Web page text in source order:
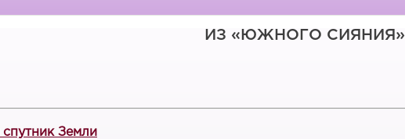
ИЗ «ЮЖНОГО СИЯНИЯ»
Земли